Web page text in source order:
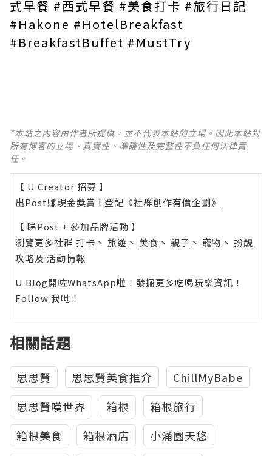
式早餐 #西式早餐 #美食打卡 #旅行日記
#Hakone #HotelBreakfast
#BreakfastBuffet #MustTry
*本站之內容由作者所提供，並不代表本站的立場。因此本站對
所有博客的立場、真實性、準確性及完整性不負任何法律責
任。
【 U Creator 招募 】
出Post賺現金獎賞 l 登記《社群創作有價企劃》
【 睇Post + 參加品牌活動 】
瀏覽更多社群 打卡 丶 旅遊 丶 美食 丶 親子 丶 寵物 丶 扮靚
攻略及 活動情報
U Blog開咗WhatsApp啦！發掘更多吃喝玩樂資訊！
Follow 我哋 ！
相關話題
思思賢 思思賢美食推介
ChillMyBabe
思思賢嘆世界
箱根
箱根旅行
箱根美食
箱根酒店
小涌園天悠